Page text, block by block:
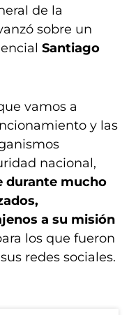
de la
sobre un
Santiago
vamos a
y las
nacional,
durante mucho
a su misión
los que fueron
redes sociales.